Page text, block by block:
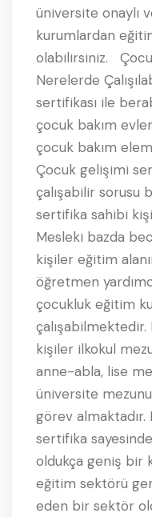
üniversite onaylı
kurumlardan
olabilirsiniz.
Nerelerde
sertifikası ile
çocuk bakım
çocuk bakım
Çocuk gelişimi
çalışabilir sorusu
sertifika sahibi
Mesleki bazda
kişiler eğitim
öğretmen
çocukluk eğitim
kişiler ilkokul
anne-abla, lise
üniversite
görev almaktadır.
sertifika
oldukça geniş bir
eğitim sektörü
eden bir sektör